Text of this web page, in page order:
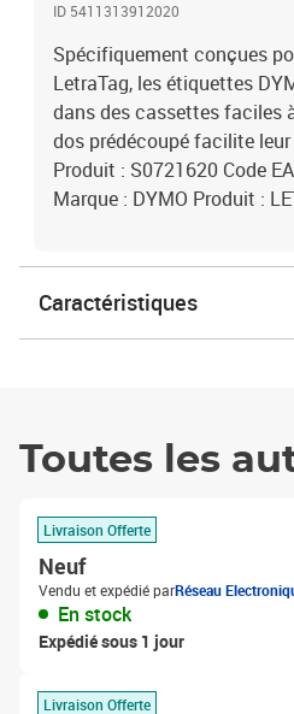
ID 5411313912020
Spécifiquement conçues
LetraTag, les étiquettes
dans des cassettes faciles
dos prédécoupé facilite
Produit : S0721620 Code
Marque : DYMO Produit :
Caractéristiques
Toutes les
Livraison Offerte
Neuf
Vendu et expédié parRéseau
En stock
Expédié sous 1 jour
Livraison Offerte